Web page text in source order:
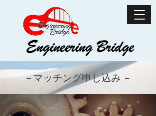
−マッチング申し込み −